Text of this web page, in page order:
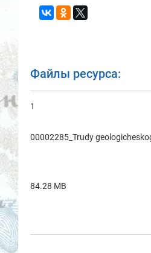
Файлы ресурса:
1
00002285_Trudy
84.28 MB